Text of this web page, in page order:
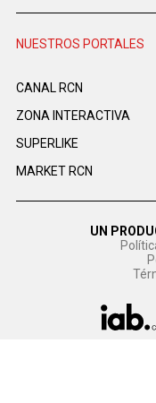
NUESTROS PORTALES
CANAL RCN
ZONA INTERACTIVA
SUPERLIKE
MARKET RCN
UN